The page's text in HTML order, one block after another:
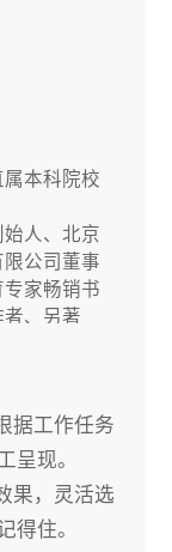
本科院校
人、北京
公司董事
家畅销书
者、另著
据工作任务
呈现。
果，灵活选
得住。